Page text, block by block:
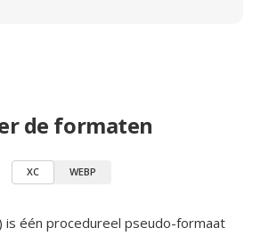
de formaten
XC WEBP
is één procedureel pseudo-formaat